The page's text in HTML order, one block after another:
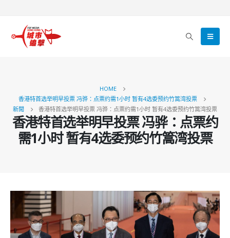
HOME
香港特首选举明早投票 冯骅：点票约需1小时 暂有4选委预约竹篙湾投票
新聞
香港特首选举明早投票 冯骅：点票约需1小时 暂有4选委预约竹篙湾投票
香港特首选举明早投票 冯骅：点票约
需1小时 暂有4选委预约竹篙湾投票